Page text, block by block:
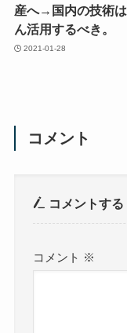
産へ→国内の技術
ん活用するべき。
2021-01-28
コメント
コメントする
コメント ※